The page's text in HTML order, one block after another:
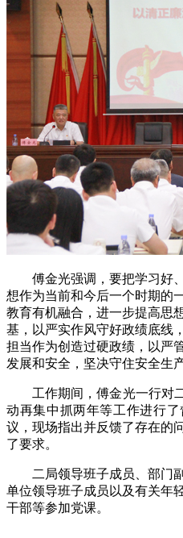
傅金光强调，要把学习好
想作为当前和今后一个时期的
教育有机融合，进一步提高思
基，以严实作风守好政绩底线
担当作为创造过硬政绩，以严
发展和安全，坚决守住安全生
工作期间，傅金光一行对
动再集中抓两年等工作进行
议，现场指出并反馈了存在的
了要求。
二局领导班子成员、部门
单位领导班子成员以及有关年
干部等参加党课。